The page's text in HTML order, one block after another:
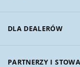
DLA DEALERÓW
PARTNERZY I